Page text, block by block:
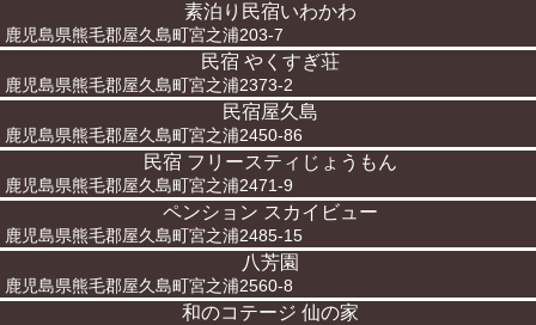
素泊り民宿いわかわ
鹿児島県熊毛郡屋久島町宮之浦203-7
民宿 やくすぎ荘
鹿児島県熊毛郡屋久島町宮之浦2373-2
民宿屋久島
鹿児島県熊毛郡屋久島町宮之浦2450-86
民宿 フリースティじょうもん
鹿児島県熊毛郡屋久島町宮之浦2471-9
ペンション スカイビュー
鹿児島県熊毛郡屋久島町宮之浦2485-15
八芳園
鹿児島県熊毛郡屋久島町宮之浦2560-8
和のコテージ 仙の家